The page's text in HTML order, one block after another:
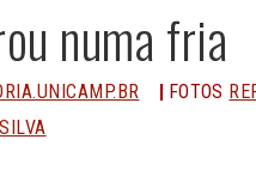
numa fria
FOTOS